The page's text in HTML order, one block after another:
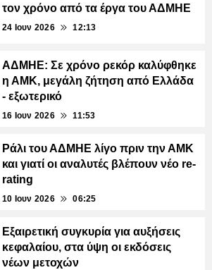
τον χρόνο από τα έργα του ΑΔΜΗΕ
24 Ιουν 2026 12:13
ΑΔΜΗΕ: Σε χρόνο ρεκόρ καλύφθηκε
η ΑΜΚ, μεγάλη ζήτηση από Ελλάδα
- εξωτερικό
16 Ιουν 2026 11:53
Ράλι του ΑΔΜΗΕ λίγο πριν την ΑΜΚ
και γιατί οι αναλυτές βλέπουν νέο re-
rating
10 Ιουν 2026 06:25
Εξαιρετική συγκυρία για αυξήσεις
κεφαλαίου, στα ύψη οι εκδόσεις
νέων μετοχών